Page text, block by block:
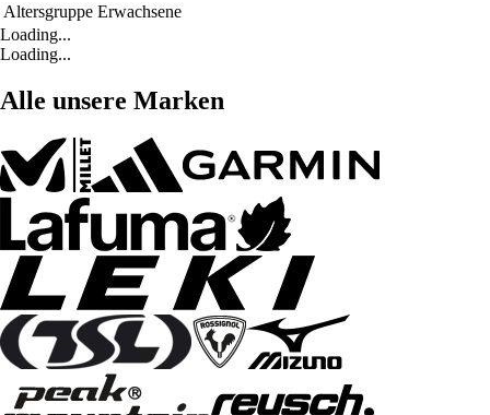
Altersgruppe Erwachsene
Loading...
Loading...
Alle unsere Marken